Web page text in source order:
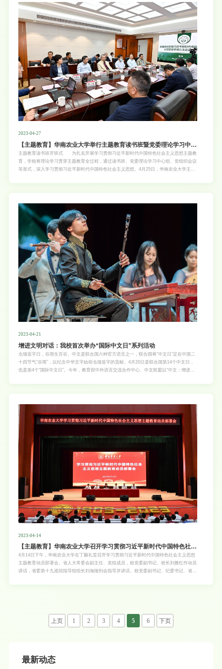
赛、学生社团以及学风建设等方面，取得了显著的成绩。 邓国安强调，大家要深入学习
贯彻习近平总书记给中国农业大学科技小院学生的回信精神，把课堂学习和乡村实践紧密结
合起来，厚植爱农情怀，练就兴农本领，在乡村振兴的大舞台上建功立业，为加快推进农业
农村现代化、全面建设社会主义现代化国家贡献青春力量。他用“以学铸魂，以学增智，以
学正风，以学促干”这十六个字与同学们共勉，希望全体华农学子珍惜韶华、努力拼搏，在
实现中华民族伟大复兴的历史征程中，书
2023-04-27
【主题教育】华南农业大学举行主题教育读书班暨党委理论学习中心
组（扩大）学习会
主题教育读书班开班式 为扎实开展学习贯彻习近平新时代中国特色社会主义思想主题教
育，学校将理论学习贯穿主题教育全过程，通过读书班、党委理论学习中心组、党组织会议
等形式，深入学习贯彻习近平新时代中国特色社会主义思想。4月25日，华南农业大学主题
设视频直播分会场集中观看。校党委副书记、校长刘雅红对深入开展主题教育理论学习工作
提出要求 刘雅红指出，理论学习是本次主题教育的主线，读书班是理论学习的关键环
节，各级党组织、广大党员干部要充分认识举办读书班的重要意义，端正学习态度，强化用
党的创新理论武装头脑的政治自觉、思想自觉、行动自觉，带头在学懂弄通做实上下功夫，
切实把习近平新时代中国特色社会主义思想转化为坚定理想、锤炼党性和指导实践、推动工
作的强大力量。 刘雅红对深入开展主题
2023-04-21
增进文明对话：我校首次举办“国际中文日”系列活动
仓颉造字日，谷雨生百谷。中文是联合国六种官方语言之一，联合国将“中文日”定在中国二
十四节气“谷雨”，以纪念中华文字始祖仓颉造字的贡献。4月20日是联合国第14个中文日，
也是第4个“国际中文日”。今年，教育部中外语言交流合作中心、中文联盟以“中文：增进文
祝活动。本场活动还通过网络平台向“中国-拉丁美洲农业教育科技创新联盟”成员高校师生直
播。“语言是人类文明交流互鉴的重要载体，希望包括广大留学生在内的中文学习者，做中
外友谊的使者和中国发展的见证者，共同讲好中国故事！”邓诣群表示，近年来，华南农业
大学牵头发起“中国—拉丁美洲农业教育科技创新联盟”，率先成立全球首批“中文+农业科教
发展中心”，接下来将继续推动“中文+农业”项目建设，与国际合作伙伴一道，推动中外文明
互鉴。钱红
2023-04-14
【主题教育】华南农业大学召开学习贯彻习近平新时代中国特色社会
主义思想主题教育动员部署会
4月14日下午，华南农业大学在丁颖礼堂召开学习贯彻习近平新时代中国特色社会主义思想
主题教育动员部署会。省人大常委会副主任、党组成员，校党委副书记、校长刘雅红作动员
讲话，省委第十九巡回指导组组长刘海陵到会指导并讲话。校党委副书记、纪委书记、省监
统一到习近平总书记重要讲话精神和省委部署上来。开展这次主题教育，是统一全党思想意
志行动、始终保持党的强大凝聚力战斗力的必然要求，是推动全党积极担当作为、不断开创
上页 1 2 3 4 5 6 下页
最新动态